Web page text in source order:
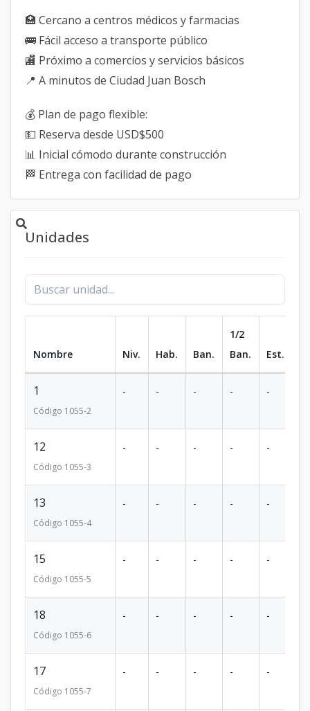
🏥 Cercano a centros médicos y farmacias
🚌 Fácil acceso a transporte público
🏬 Próximo a comercios y servicios básicos
📍 A minutos de Ciudad Juan Bosch
💰 Plan de pago flexible:
💵 Reserva desde USD$500
📊 Inicial cómodo durante construcción
🏁 Entrega con facilidad de pago
Unidades
Nombre Niv. Hab. Ban.
1/2
Ban.
Est.
1
Código 1055-2
- - - - -
12
Código 1055-3
- - - - -
13
Código 1055-4
- - - - -
15
Código 1055-5
- - - - -
18
Código 1055-6
- - - - -
17
Código 1055-7
- - - - -